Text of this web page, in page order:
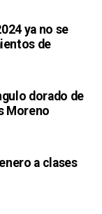
ya no se
de
dorado de
Moreno
a clases